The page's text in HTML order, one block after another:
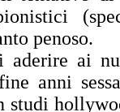
penoso.
aderire ai
anni
studi